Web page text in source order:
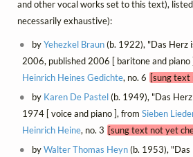
and other vocal works set to this text),
necessarily exhaustive):
byYehezkel Braun(b. 1922), "Das Herz
2006, published 2006 [ baritone and piano
Heinrich Heines Gedichte, no. 6 [sung text
by Karen De Pastel(b. 1949), "Das
1974 [ voice and piano ], from Sieben
Heinrich Heine, no. 3 [sung text not yet
byWalter Thomas Heyn(b. 1953),